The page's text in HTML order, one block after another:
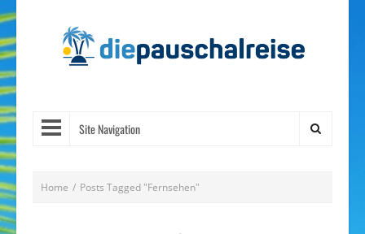
Site Navigation
Home / Posts Tagged "Fernsehen"